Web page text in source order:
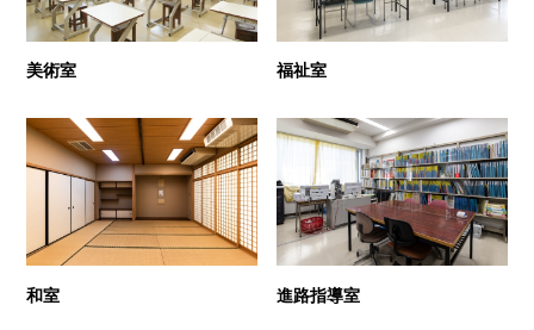
美術室 福祉室
和室 進路指導室